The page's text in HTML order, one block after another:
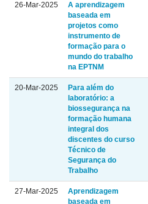
26-Mar-2025
A aprendizagem
baseada em
projetos como
instrumento de
formação para o
mundo do trabalho
na EPTNM
20-Mar-2025
Para além do
laboratório: a
biossegurança na
formação humana
integral dos
discentes do curso
Técnico de
Segurança do
Trabalho
27-Mar-2025
Aprendizagem
baseada em